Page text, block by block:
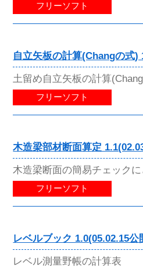
フリーソフト
自立矢板の計算(Changの式)
土留め自立矢板の計算
フリーソフト
木造梁部材断面算定
木造梁断面の簡易チェック
フリーソフト
レベルブック 1.0(05.02.15公
レベル測量野帳の計算表